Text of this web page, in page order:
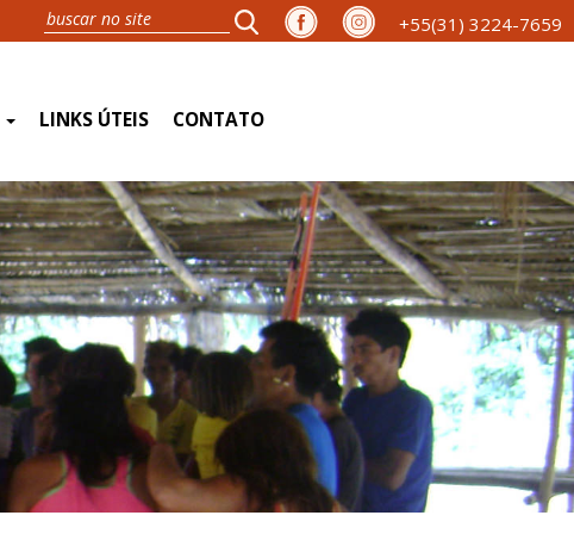
+55(31) 3224-7659
LINKS ÚTEIS CONTATO